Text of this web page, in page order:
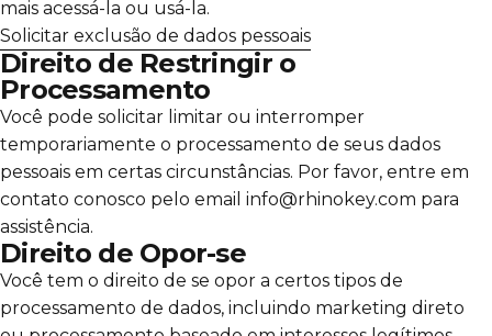
mais acessá-la ou usá-la.
Solicitar exclusão de dados pessoais
Direito de Restringir o
Processamento
Você pode solicitar limitar ou interromper
temporariamente o processamento de seus dados
pessoais em certas circunstâncias. Por favor, entre em
contato conosco pelo email info@rhinokey.com para
assistência.
Direito de Opor-se
Você tem o direito de se opor a certos tipos de
processamento de dados, incluindo marketing direto